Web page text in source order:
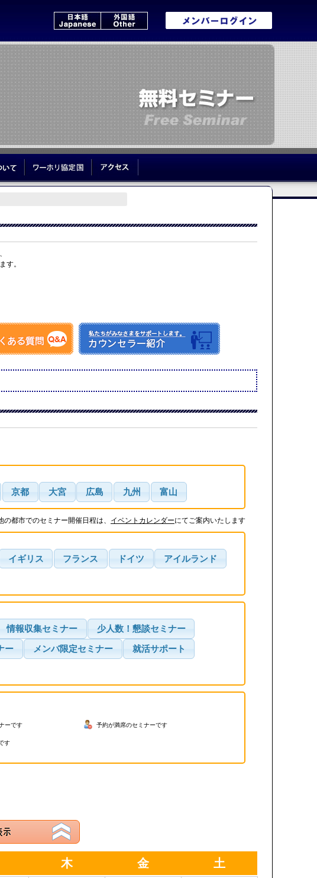
ワーホリ協定国
す。
京都 大宮 広島 九州 富山
の都市でのセミナー開催日程は、 イベントカレンダーにてご案内いたします
イギリス フランス ドイツ アイルランド
情報収集セミナー 少人数！懇談セミナー
ー メンバ限定セミナー 就活サポート
ーです 予約が満席のセミナーです
す
木 金 土